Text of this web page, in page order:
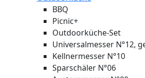
BBQ
Picnic+
Outdoorküche-Set
Universalmesser N°12,
Kellnermesser N°10
Sparschäler N°06